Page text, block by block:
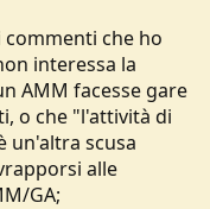
commenti che ho
interessa la
AMM facesse gare
o che "l'attività di
un'altra scusa
alle
GA;